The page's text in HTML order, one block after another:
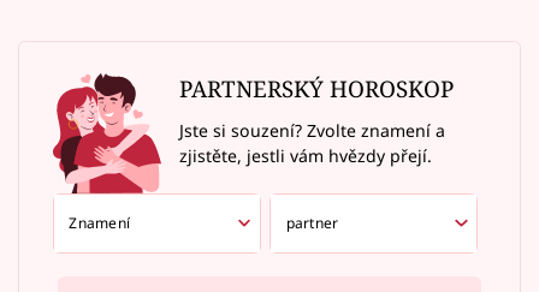
PARTNERSKÝ HOROSKOP
Jste si souzení? Zvolte znamení a
zjistěte, jestli vám hvězdy přejí.